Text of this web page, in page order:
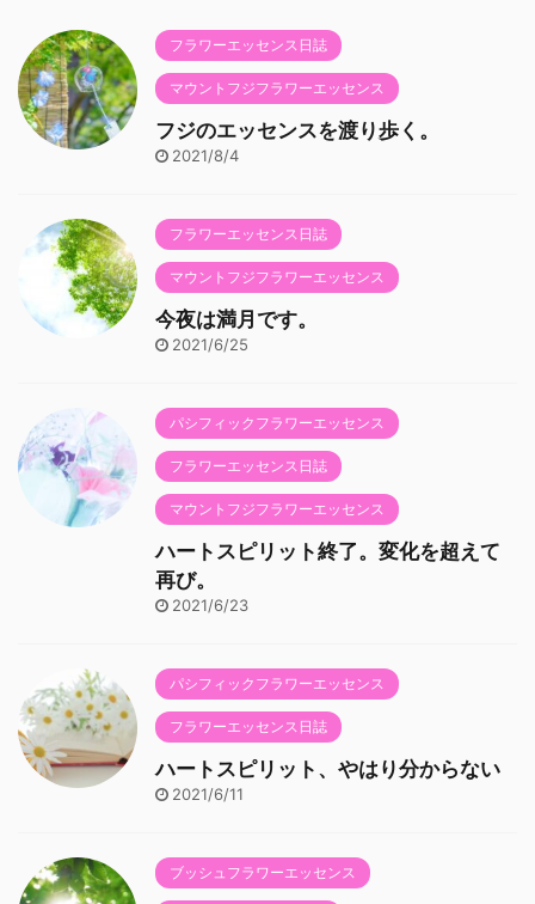
フラワーエッセンス日誌
マウントフジフラワーエッセンス
フジのエッセンスを渡り歩く。
2021/8/4
フラワーエッセンス日誌
マウントフジフラワーエッセンス
今夜は満月です。
2021/6/25
パシフィックフラワーエッセンス
フラワーエッセンス日誌
マウントフジフラワーエッセンス
ハートスピリット終了。変化を超えて
再び。
2021/6/23
パシフィックフラワーエッセンス
フラワーエッセンス日誌
ハートスピリット、やはり分からない
2021/6/11
ブッシュフラワーエッセンス